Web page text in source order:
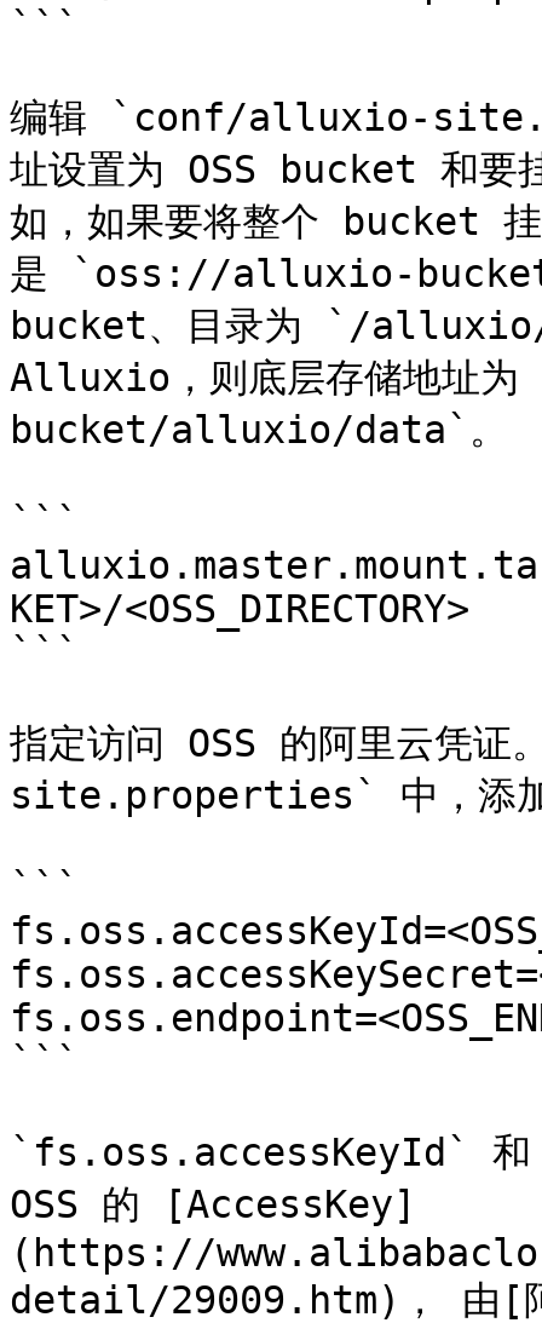
```
编辑 `conf/alluxio-
址设置为 OSS bucket 和
如，如果要将整个 bucket
是 `oss://alluxio-
bucket、目录为 `/
Alluxio，则底层存储地
bucket/alluxio/data`。
```
KET>/<OSS_DIRECTORY>
```
指定访问 OSS 的阿里云
site.properties` 中，添
```
```
`fs.oss.accessKeyId`
OSS 的 [AccessKey]
(https://
detail/29009.htm)， 由[阿